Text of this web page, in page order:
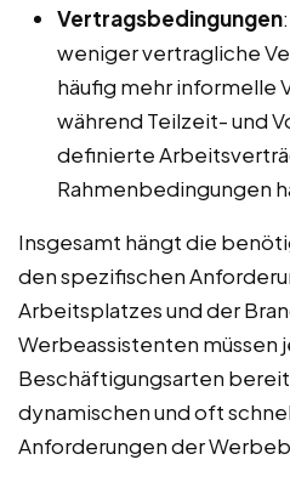
Vertragsbedingungen
weniger vertragliche
häufig mehr informelle
während Teilzeit- und
definierte
Rahmenbedingungen
Insgesamt hängt die
den spezifischen
Arbeitsplatzes und der
Werbeassistenten müssen
Beschäftigungsarten bereit
dynamischen und oft
Anforderungen der